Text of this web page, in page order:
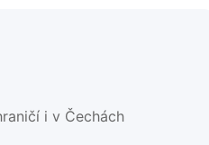
i v Čechách